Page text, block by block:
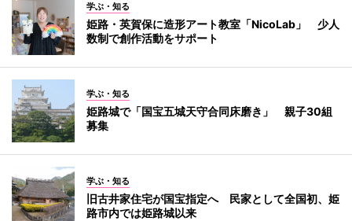
学ぶ・知る
姫路・英賀保に造形アート教室「NicoLab」 少人
数制で創作活動をサポート
学ぶ・知る
姫路城で「国宝五城天守合同床磨き」 親子30組
募集
学ぶ・知る
旧古井家住宅が国宝指定へ 民家として全国初、姫
路市内では姫路城以来